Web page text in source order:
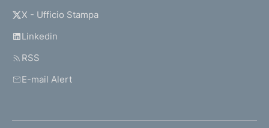
X - Ufficio Stampa
Linkedin
RSS
E-mail Alert